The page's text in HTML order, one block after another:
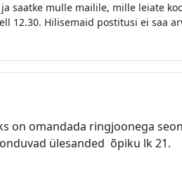
saatke mulle mailile, mille leiate
12.30. Hilisemaid postitusi ei saa
on omandada ringjoonega
ülesanded õpiku lk 21.